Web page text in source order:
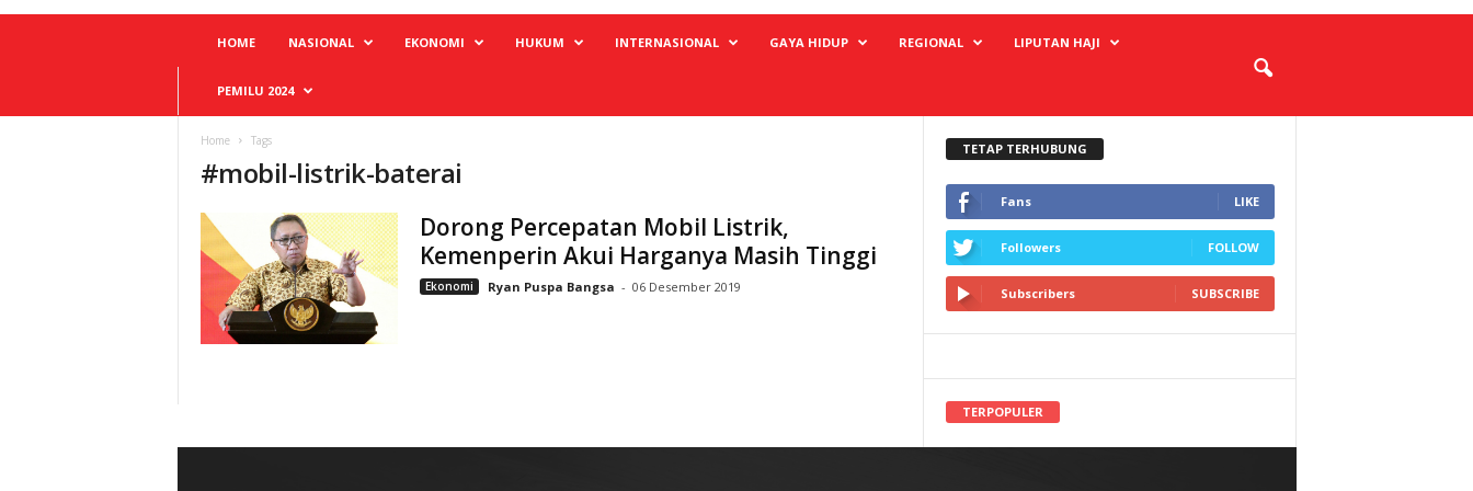
HOME NASIONAL EKONOMI HUKUM INTERNASIONAL GAYA HIDUP REGIONAL LIPUTAN HAJI
PEMILU 2024
Home Tags
#mobil-listrik-baterai
Dorong Percepatan Mobil Listrik,
Kemenperin Akui Harganya Masih Tinggi
Ekonomi Ryan Puspa Bangsa - 06 Desember 2019
TETAP TERHUBUNG
Fans LIKE
Followers FOLLOW
Subscribers SUBSCRIBE
TERPOPULER